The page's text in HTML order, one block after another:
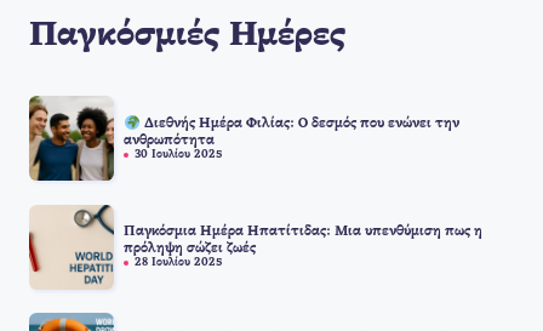
Παγκόσμιές Ημέρες
Διεθνής Ημέρα Φιλίας: Ο δεσμός που ενώνει την
ανθρωπότητα
30 Ιουλίου 2025
Παγκόσμια Ημέρα Ηπατίτιδας: Μια υπενθύμιση πως η
πρόληψη σώζει ζωές
28 Ιουλίου 2025